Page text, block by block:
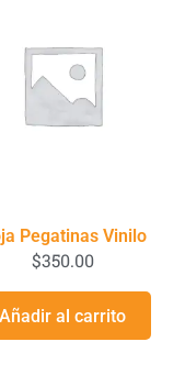
Pegatinas Vinilo
$350.00
Añadir al carrito